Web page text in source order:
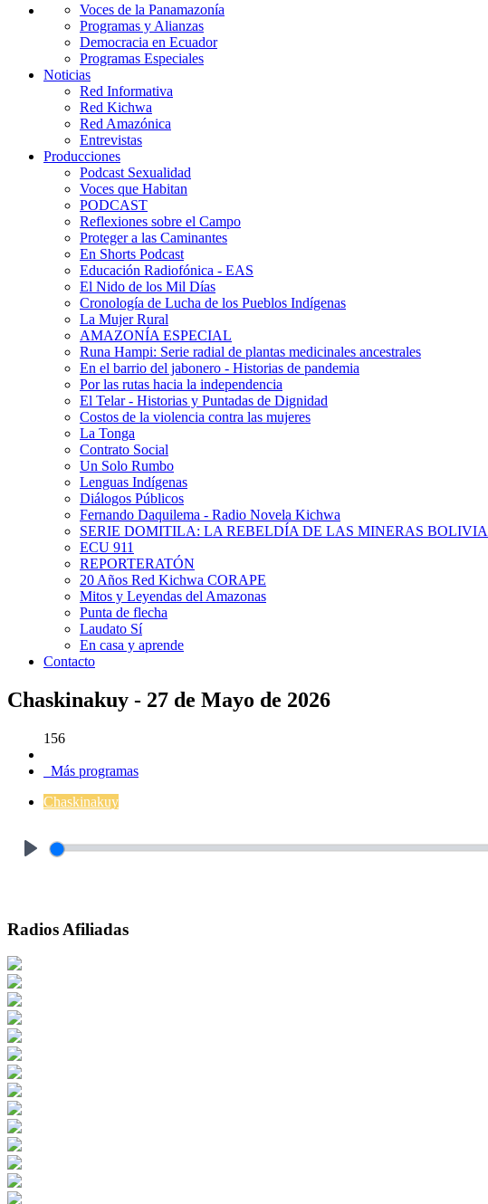
Voces de la Panamazonía
Programas y Alianzas
Democracia en Ecuador
Programas Especiales
Noticias
Red Informativa
Red Kichwa
Red Amazónica
Entrevistas
Producciones
Podcast Sexualidad
Voces que Habitan
PODCAST
Reflexiones sobre el Campo
Proteger a las Caminantes
En Shorts Podcast
Educación Radiofónica - EAS
El Nido de los Mil Días
Cronología de Lucha de los Pueblos Indígenas
La Mujer Rural
AMAZONÍA ESPECIAL
Runa Hampi: Serie radial de plantas medicinales ancestrales
En el barrio del jabonero - Historias de pandemia
Por las rutas hacia la independencia
El Telar - Historias y Puntadas de Dignidad
Costos de la violencia contra las mujeres
La Tonga
Contrato Social
Un Solo Rumbo
Lenguas Indígenas
Diálogos Públicos
Fernando Daquilema - Radio Novela Kichwa
SERIE DOMITILA: LA REBELDÍA DE LAS MINERAS
ECU 911
REPORTERATÓN
20 Años Red Kichwa CORAPE
Mitos y Leyendas del Amazonas
Punta de flecha
Laudato Sí
En casa y aprende
Contacto
Chaskinakuy - 27 de Mayo de 2026
156
Más programas
Chaskinakuy
Radios Afiliadas